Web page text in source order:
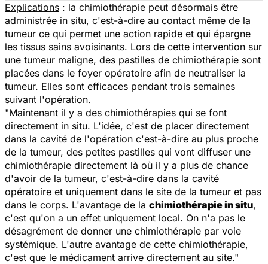
Explications : la chimiothérapie peut désormais être
administrée in situ, c'est-à-dire au contact même de la
tumeur ce qui permet une action rapide et qui épargne
les tissus sains avoisinants. Lors de cette intervention sur
une tumeur maligne, des pastilles de chimiothérapie sont
placées dans le foyer opératoire afin de neutraliser la
tumeur. Elles sont efficaces pendant trois semaines
suivant l'opération.
"Maintenant il y a des chimiothérapies qui se font
directement in situ. L'idée, c'est de placer directement
dans la cavité de l'opération c'est-à-dire au plus proche
de la tumeur, des petites pastilles qui vont diffuser une
chimiothérapie directement là où il y a plus de chance
d'avoir de la tumeur, c'est-à-dire dans la cavité
opératoire et uniquement dans le site de la tumeur et pas
dans le corps. L'avantage de la chimiothérapie in situ,
c'est qu'on a un effet uniquement local. On n'a pas le
désagrément de donner une chimiothérapie par voie
systémique. L'autre avantage de cette chimiothérapie,
c'est que le médicament arrive directement au site."